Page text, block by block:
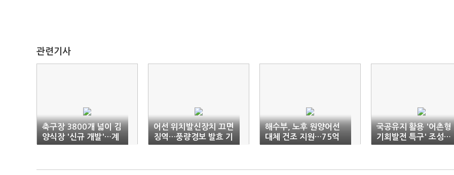
관련기사
축구장 3800개 넓이 김
양식장 '신규 개발'…계
약재배제도 검토
어선 위치발신장치 끄면
징역…풍량경보 발효 기
준 강화
해수부, 노후 원양어선
대체 건조 지원…75억
원 투입
국공유지 활용 '어촌형
기회발전 특구' 조성…
어선은행 설립